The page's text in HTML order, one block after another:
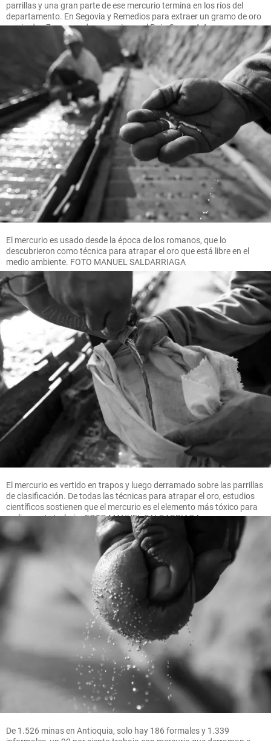
parrillas y una gran parte de ese mercurio termina en los ríos del
departamento. En Segovia y Remedios para extraer un gramo de oro
se pierden 7 gramos de mercurio, en el Bajo Cauca 4.4 gramos.
FOTO MANUEL SALDARRIAGA
El mercurio es usado desde la época de los romanos, que lo
descubrieron como técnica para atrapar el oro que está libre en el
medio ambiente. FOTO MANUEL SALDARRIAGA
El mercurio es vertido en trapos y luego derramado sobre las parrillas
de clasificación. De todas las técnicas para atrapar el oro, estudios
científicos sostienen que el mercurio es el elemento más tóxico para
realizar este trabajo. FOTO MANUEL SALDARRIAGA
De 1.526 minas en Antioquia, solo hay 186 formales y 1.339